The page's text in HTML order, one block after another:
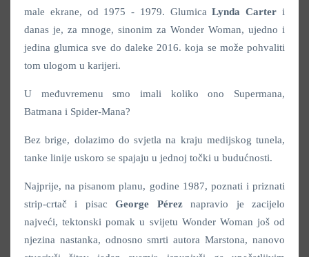
male ekrane, od 1975 - 1979. GlumicaLynda Carteri
danas je, za mnoge, sinonim za Wonder Woman, ujedno i
jedina glumica sve do daleke 2016. koja se može pohvaliti
tom ulogom u karijeri.
U međuvremenu smo imali koliko ono Supermana,
Batmana i Spider-Mana?
Bez brige, dolazimo do svjetla na kraju medijskog tunela,
tanke linije uskoro se spajaju u jednoj točki u budućnosti.
Najprije, na pisanom planu, godine 1987, poznati i priznati
strip-crtač i pisacGeorge Péreznapravio je zacijelo
najveći, tektonski pomak u svijetu Wonder Woman još od
njezina nastanka, odnosno smrti autora Marstona, nanovo